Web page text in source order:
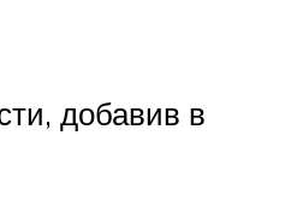
добавив в